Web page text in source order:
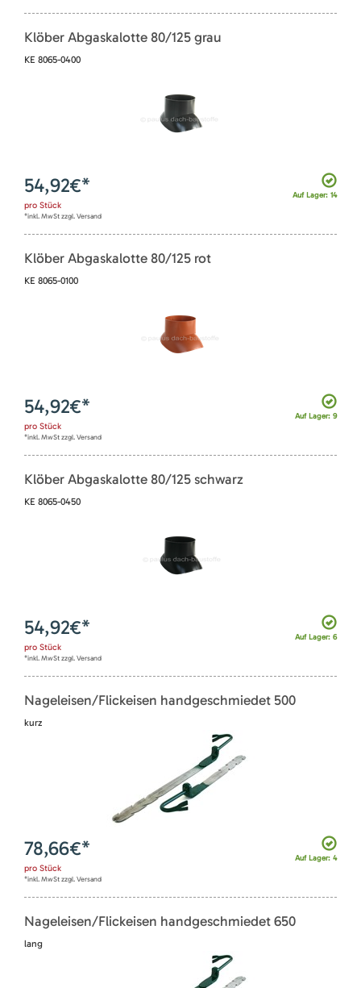
Klöber Abgaskalotte 80/125 grau
KE 8065-0400
Auf Lager: 14
54,92€*
pro Stück
*inkl. MwSt zzgl. Versand
Klöber Abgaskalotte 80/125 rot
KE 8065-0100
Auf Lager: 9
54,92€*
pro Stück
*inkl. MwSt zzgl. Versand
Klöber Abgaskalotte 80/125 schwarz
KE 8065-0450
Auf Lager: 6
54,92€*
pro Stück
*inkl. MwSt zzgl. Versand
Nageleisen/Flickeisen handgeschmiedet 500
kurz
Auf Lager: 4
78,66€*
pro Stück
*inkl. MwSt zzgl. Versand
Nageleisen/Flickeisen handgeschmiedet 650
lang